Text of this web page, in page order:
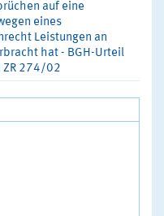
auf eine
eines
Leistungen an
hat - BGH-Urteil
ZR 274/02